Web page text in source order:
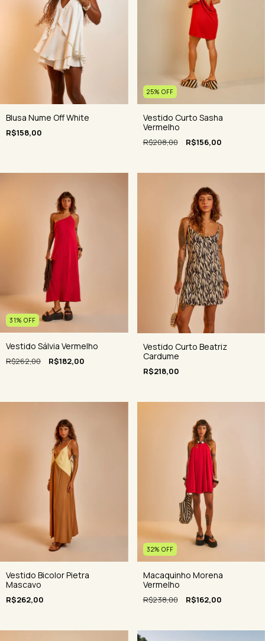
Blusa Nume Off White
R$158,00
25% OFF
Vestido Curto Sasha
Vermelho
R$208,00 R$156,00
31% OFF
Vestido Sálvia Vermelho
R$262,00 R$182,00
Vestido Curto Beatriz
Cardume
R$218,00
Vestido Bicolor Pietra
Mascavo
R$262,00
32% OFF
Macaquinho Morena
Vermelho
R$238,00 R$162,00